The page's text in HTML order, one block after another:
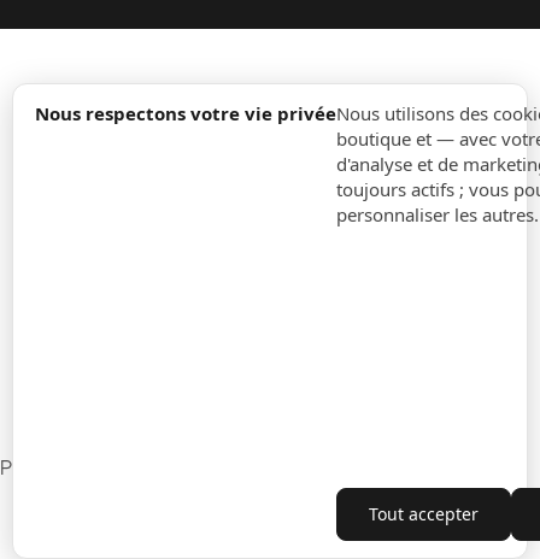
Nous respectons votre vie privéeNous utilisons des
boutique et — avec
d'analyse et de
toujours actifs ; vous
personnaliser les
Tout accepter
expand_more
Paramètres des cookies
Copyright © 2010-2026 ITALPOUF®